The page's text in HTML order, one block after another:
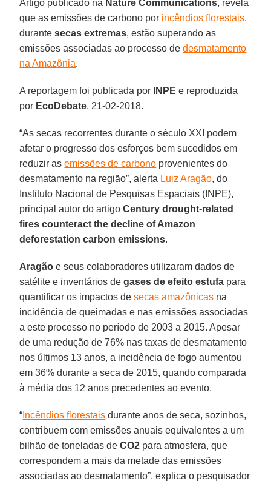
Artigo publicado na Nature Communications, revela
que as emissões de carbono por incêndios florestais,
durantesecas extremas, estão superando as
emissões associadas ao processo dedesmatamento
na Amazônia.
A reportagem foi publicada por INPE e reproduzida
por EcoDebate, 21-02-2018.
“As secas recorrentes durante o século XXI podem
afetar o progresso dos esforços bem sucedidos em
reduzir asemissões de carbono provenientes do
desmatamento na região”, alerta Luiz Aragão, do
Instituto Nacional de Pesquisas Espaciais (INPE),
principal autor do artigoCentury drought-related
fires counteract the decline of Amazon
deforestation carbon emissions.
Aragão e seus colaboradores utilizaram dados de
satélite e inventários degases de efeito estufa para
quantificar os impactos desecas amazônicas na
incidência de queimadas e nas emissões associadas
a este processo no período de 2003 a 2015. Apesar
de uma redução de 76% nas taxas de desmatamento
nos últimos 13 anos, a incidência de fogo aumentou
em 36% durante a seca de 2015, quando comparada
à média dos 12 anos precedentes ao evento.
“ Incêndios florestais durante anos de seca, sozinhos,
contribuem com emissões anuais equivalentes a um
bilhão de toneladas deCO2 para atmosfera, que
correspondem a mais da metade das emissões
associadas ao desmatamento”, explica o pesquisador